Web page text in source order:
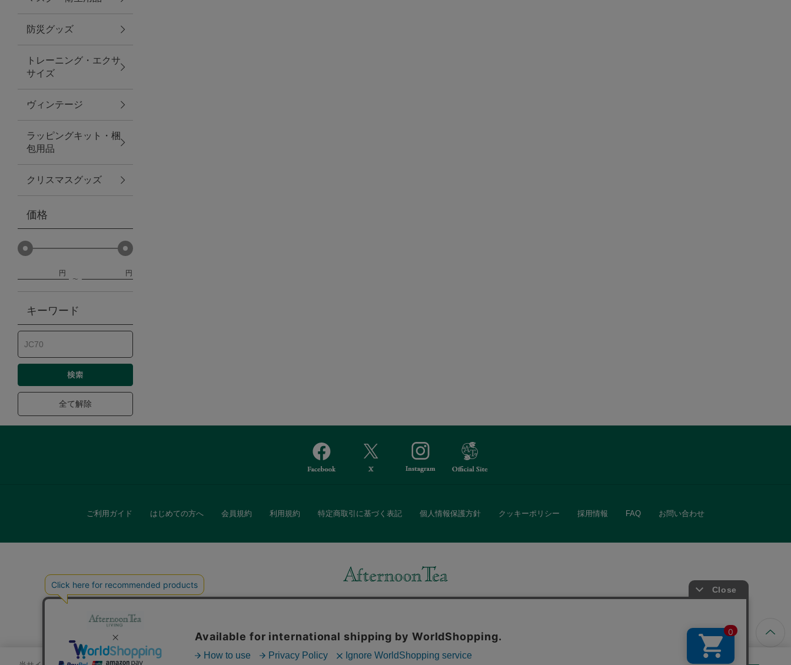
ポーチ
ステーショナリー
その他
紅茶・フード
防災グッズ・非常食
トレーニング
ヴィンテージ
防災グッズ
トレーニング・エクサ
サイズ
ヴィンテージ
ラッピングキット・梱
包用品
クリスマスグッズ
価格
円 円
キーワード
全て解除
ご利用ガイド はじめての方へ 会員規約 利用規約 特定商取引に基づく表記 個人情報保護方針 クッキーポリシー 採用情報 FAQ お問い合わせ
また、ギフトセットなどギフトにぴったりの豊富な商品がラインナップ。
「ソーシャルギフト」サービスもご提供しています。